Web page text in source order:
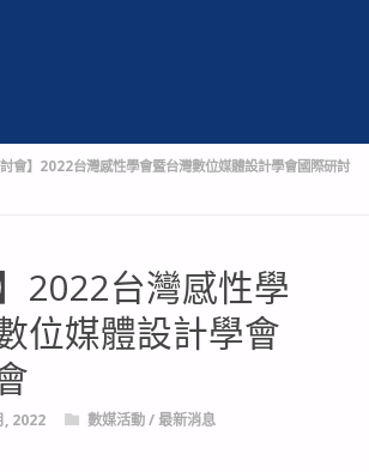
討會】2022台灣感性學會暨台灣數位媒體設計學會國際研討
2022台灣感性學
位媒體設計學會
, 2022 數媒活動/最新消息